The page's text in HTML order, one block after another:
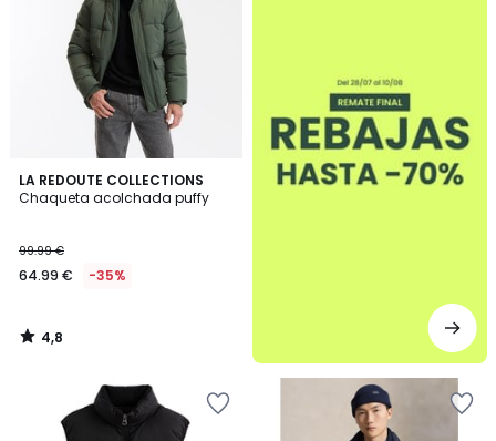
LA REDOUTE COLLECTIONS
Chaqueta acolchada puffy
99.99 €
64.99 € -35%
4,8
/ 5
4,8
/